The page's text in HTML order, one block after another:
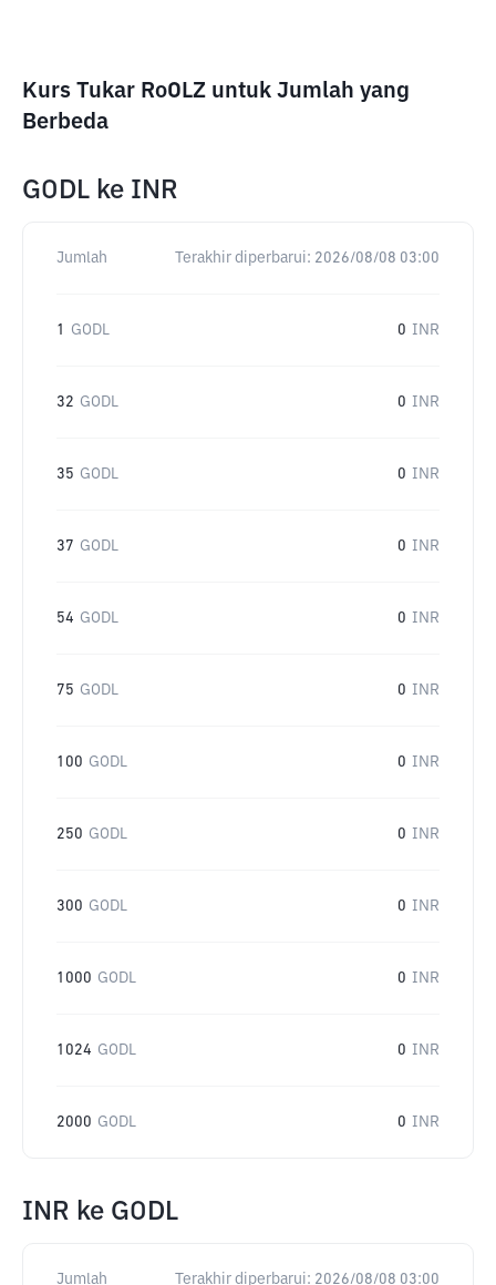
Kurs Tukar RoOLZ untuk Jumlah yang
Berbeda
GODL ke INR
Jumlah Terakhir diperbarui: 2026/08/08 03:00
1 GODL 0 INR
32 GODL 0 INR
35 GODL 0 INR
37 GODL 0 INR
54 GODL 0 INR
75 GODL 0 INR
100 GODL 0 INR
250 GODL 0 INR
300 GODL 0 INR
1000 GODL 0 INR
1024 GODL 0 INR
2000 GODL 0 INR
INR ke GODL
Jumlah Terakhir diperbarui: 2026/08/08 03:00